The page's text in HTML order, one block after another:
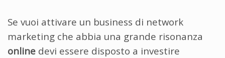
Se vuoi attivare un business di network
marketing che abbia una grande risonanza
online devi essere disposto a investire